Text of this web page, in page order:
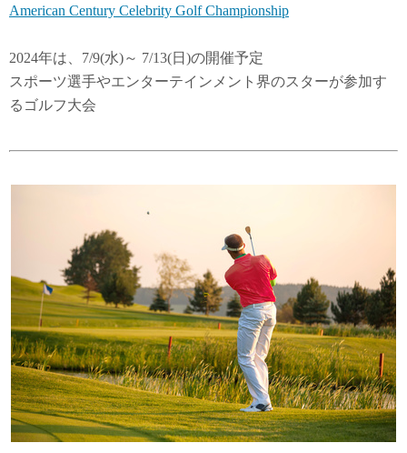
American Century Celebrity Golf Championship
2024年は、7/9(水)～ 7/13(日)の開催予定
スポーツ選手やエンターテインメント界のスターが参加す
るゴルフ大会